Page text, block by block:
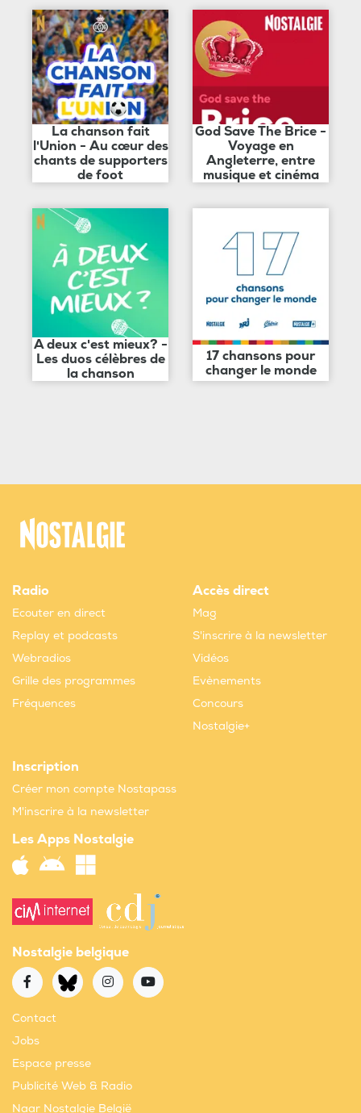
La chanson fait
l'Union - Au cœur des
chants de supporters
de foot
God Save The Brice -
Voyage en
Angleterre, entre
musique et cinéma
A deux c'est mieux? -
Les duos célèbres de
la chanson
17 chansons pour
changer le monde
Radio
Ecouter en direct
Replay et podcasts
Webradios
Grille des programmes
Fréquences
Accès direct
Mag
S'inscrire à la newsletter
Vidéos
Evènements
Concours
Nostalgie+
Inscription
Créer mon compte Nostapass
M'inscrire à la newsletter
Les Apps Nostalgie
Nostalgie belgique
Contact
Jobs
Espace presse
Publicité Web & Radio
Naar Nostalgie België